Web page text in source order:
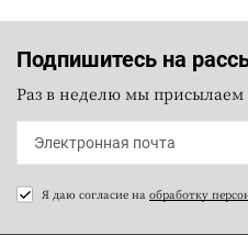
Подпишитесь на
Раз в неделю мы
Я даю согласие на обработку